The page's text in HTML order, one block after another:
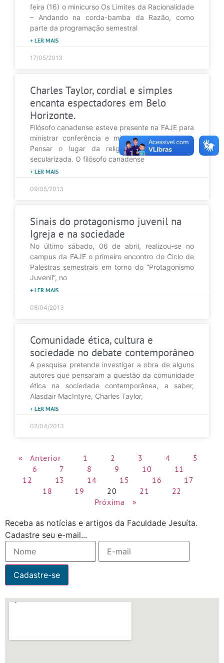
feira (16) o minicurso Os Limites da Racionalidade
– Andando na corda-bamba da Razão, como
parte da programação semestral
+ LER MAIS
17/05/2013
Charles Taylor, cordial e simples
encanta espectadores em Belo
Horizonte.
Filósofo canadense esteve presente na FAJE para
ministrar conferência e minicurso com o tema:
Pensar o lugar da religião numa sociedade
secularizada. O filósofo canadense
+ LER MAIS
09/05/2013
Sinais do protagonismo juvenil na
Igreja e na sociedade
No último sábado, 06 de abril, realizou-se no
campus da FAJE o primeiro encontro do Ciclo de
Palestras semestrais em torno do “Protagonismo
Juvenil”, no
+ LER MAIS
08/04/2013
Comunidade ética, cultura e
sociedade no debate contemporâneo
A pesquisa pretende investigar a obra de alguns
autores que pensaram a questão da comunidade
ética na sociedade contemporânea, a saber,
Alasdair MacIntyre, Charles Taylor,
+ LER MAIS
02/04/2013
« Anterior 1 2 3 4
5
6
7 8 9 10
11
12
13 14 15 16
17
18
19 20 21
22
Próxima »
Receba as notícias e artigos da Faculdade Jesuíta.
Cadastre seu e-mail...